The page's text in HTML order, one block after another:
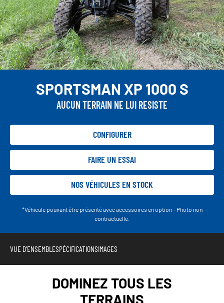
SPORTSMAN XP 1000 S
AUCUN TERRAIN NE LUI RESISTE
CONFIGURER
FAIRE UN ESSAI
NOS VÉHICULES EN STOCK
*Véhicule pouvant être présenté avec accessoires en option - Photo non
contractuelle.
VUE D'ENSEMBLESPÉCIFICATIONSIMAGES
DOMINEZ TOUS LES
TERRAINS